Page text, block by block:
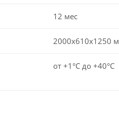
12 мес
2000x610x1250
от +1°C до +40°C